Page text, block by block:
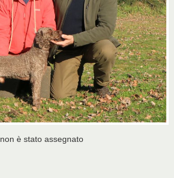
non è stato assegnato